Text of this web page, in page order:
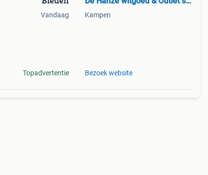
Vandaag
Topadvertentie
Kampen
Bezoek website